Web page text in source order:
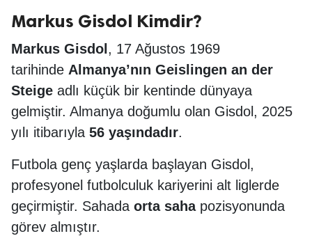
Markus Gisdol Kimdir?
Markus Gisdol , 17 Ağustos 1969
tarihinde Almanya’nın Geislingen an der
Steige adlı küçük bir kentinde dünyaya
gelmiştir. Almanya doğumlu olan Gisdol, 2025
yılı itibarıyla 56 yaşındadır.
Futbola genç yaşlarda başlayan Gisdol,
profesyonel futbolculuk kariyerini alt liglerde
geçirmiştir. Sahada orta sahapozisyonunda
görev almıştır.